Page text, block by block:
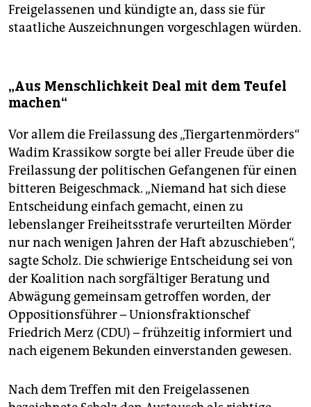
Freigelassenen und kündigte an, dass sie für
staatliche Auszeichnungen vorgeschlagen würden.
„Aus Menschlichkeit Deal mit dem Teufel
machen“
Vor allem die Freilassung des „Tiergartenmörders“
Wadim Krassikow sorgte bei aller Freude über die
Freilassung der politischen Gefangenen für einen
bitteren Beigeschmack. „Niemand hat sich diese
Entscheidung einfach gemacht, einen zu
lebenslanger Freiheitsstrafe verurteilten Mörder
nur nach wenigen Jahren der Haft abzuschieben“,
sagte Scholz. Die schwierige Entscheidung sei von
der Koalition nach sorgfältiger Beratung und
Abwägung gemeinsam getroffen worden, der
Oppositionsführer – Unionsfraktionschef
Friedrich Merz (CDU) – frühzeitig informiert und
nach eigenem Bekunden einverstanden gewesen.
Nach dem Treffen mit den Freigelassenen